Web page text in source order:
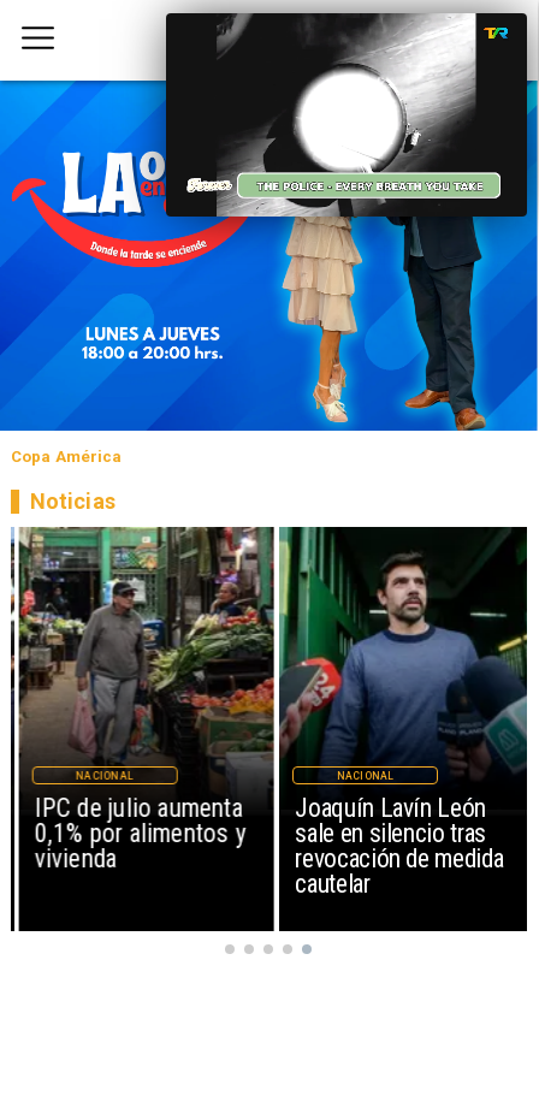
Copa América
IPC de julio aumenta
0,1% por alimentos y
vivienda
NACIONAL
Joaquín Lavín León
sale en silencio tras
revocación de medida
cautelar
NACIONAL
Noticias